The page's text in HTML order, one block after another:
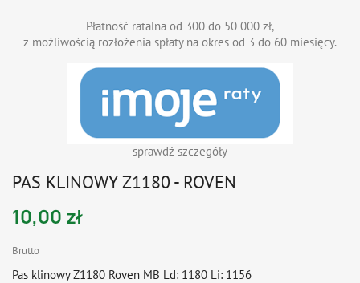
Płatność ratalna od 300 do 50 000 zł,
z możliwością rozłożenia spłaty na okres od 3 do 60 miesięcy.
sprawdź szczegóły
PAS KLINOWY Z1180 - ROVEN
10,00 zł
Brutto
Pas klinowy Z1180 Roven MB Ld: 1180 Li: 1156